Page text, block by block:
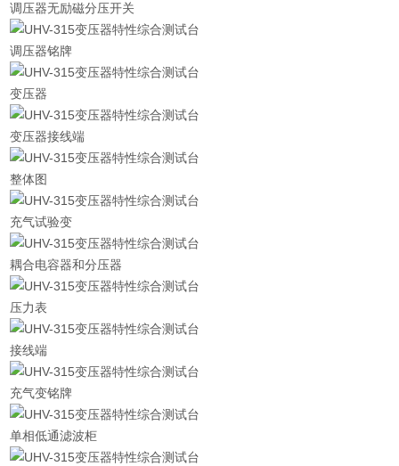
调压器无励磁分压开关
调压器铭牌
变压器
变压器接线端
整体图
充气试验变
耦合电容器和分压器
压力表
接线端
充气变铭牌
单相低通滤波柜